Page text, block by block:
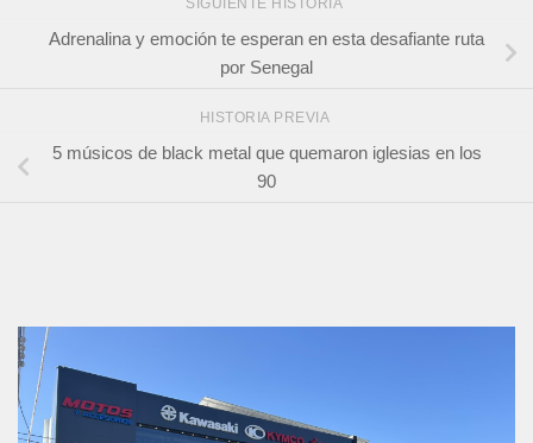
SIGUIENTE HISTORIA
Adrenalina y emoción te esperan en esta desafiante ruta
por Senegal
HISTORIA PREVIA
5 músicos de black metal que quemaron iglesias en los
90